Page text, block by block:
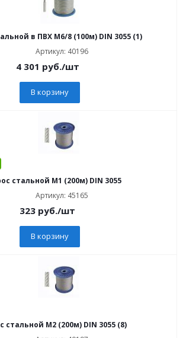
в ПВХ М6/8 (100м) DIN 3055 (1)
Артикул: 40196
4 301 руб./шт
В корзину
стальной М1 (200м) DIN 3055
Артикул: 45165
323 руб./шт
В корзину
стальной М2 (200м) DIN 3055 (8)